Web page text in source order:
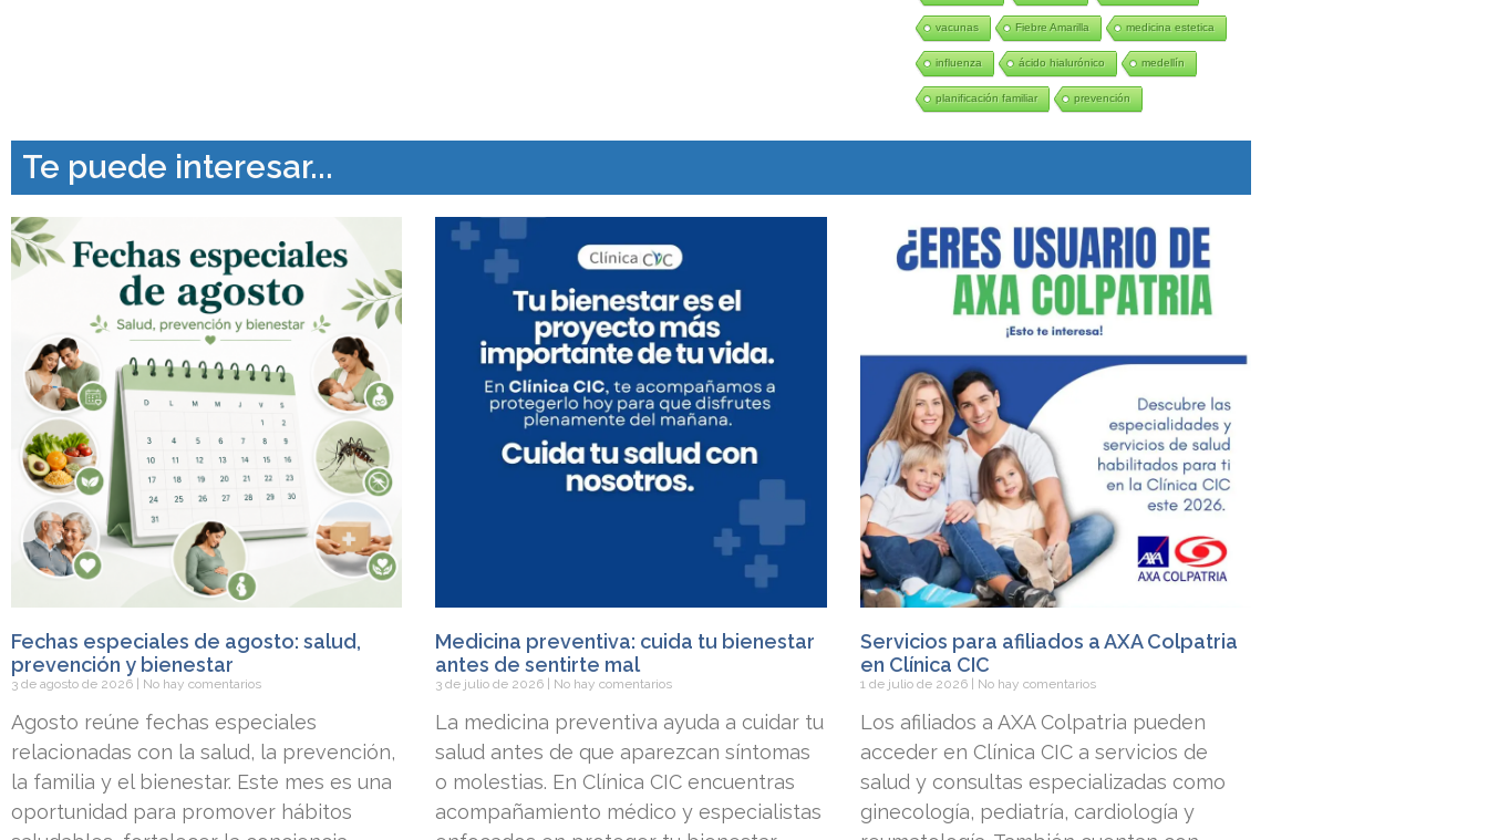
vacunas Fiebre Amarilla medicina estetica
influenza ácido hialurónico medellín
planificación familiar prevención
Te puede interesar...
Fechas especiales de agosto: salud,
prevención y bienestar
3 de agosto de 2026 No hay comentarios
Agosto reúne fechas especiales
relacionadas con la salud, la prevención,
la familia y el bienestar. Este mes es una
oportunidad para promover hábitos
Medicina preventiva: cuida tu bienestar
antes de sentirte mal
3 de julio de 2026 No hay comentarios
La medicina preventiva ayuda a cuidar tu
salud antes de que aparezcan síntomas
o molestias. En Clínica CIC encuentras
acompañamiento médico y especialistas
Servicios para afiliados a AXA Colpatria
en Clínica CIC
1 de julio de 2026 No hay comentarios
Los afiliados a AXA Colpatria pueden
acceder en Clínica CIC a servicios de
salud y consultas especializadas como
ginecología, pediatría, cardiología y